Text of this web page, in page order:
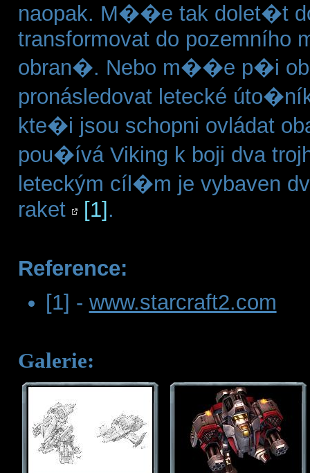
naopak. M��e tak dolet�t
transformovat do pozemního
obran�. Nebo m��e p�i
pronásledovat letecké
kte�i jsou schopni ovládat
pou�ívá Viking k boji dva
leteckým cíl�m je vybaven
raket
[1] .
Reference:
[1] - www.starcraft2.com
Galerie: